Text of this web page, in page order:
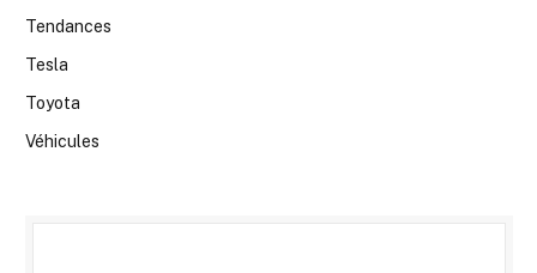
Tendances
Tesla
Toyota
Véhicules